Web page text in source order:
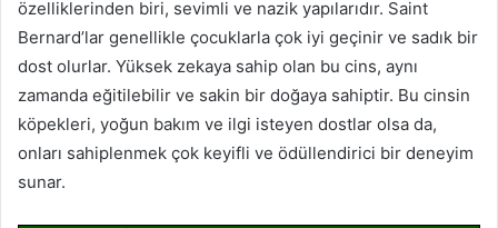
özelliklerinden biri, sevimli ve nazik yapılarıdır. Saint
Bernard’lar genellikle çocuklarla çok iyi geçinir ve sadık bir
dost olurlar. Yüksek zekaya sahip olan bu cins, aynı
zamanda eğitilebilir ve sakin bir doğaya sahiptir. Bu cinsin
köpekleri, yoğun bakım ve ilgi isteyen dostlar olsa da,
onları sahiplenmek çok keyifli ve ödüllendirici bir deneyim
sunar.